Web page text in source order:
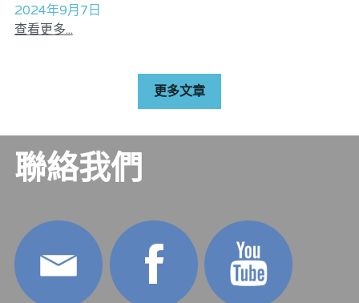
2024年9月7日
查看更多...
更多文章
聯絡我們